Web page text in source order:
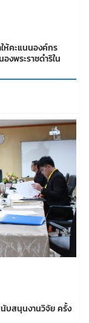
ห้คะแนนองค์กร
งพระราชดำริใน
บสนุนงานวิจัย ครั้ง